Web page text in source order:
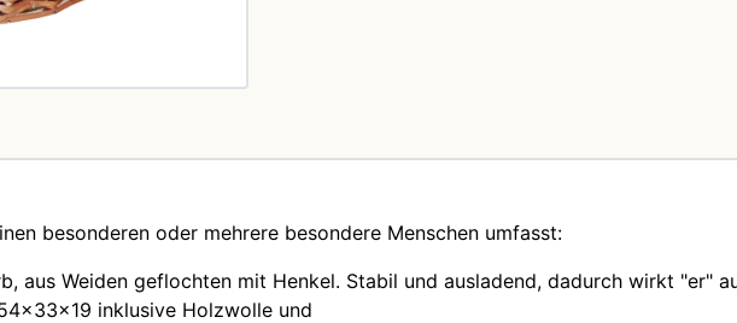
besonderen oder mehrere besondere Menschen umfasst:
aus Weiden geflochten mit Henkel. Stabil und ausladend, dadurch wirkt "er"
inklusive Holzwolle und